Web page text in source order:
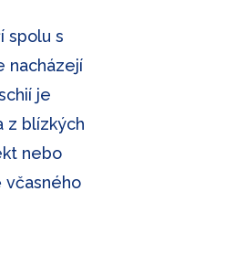
spolu s
nacházejí
je
z blízkých
nebo